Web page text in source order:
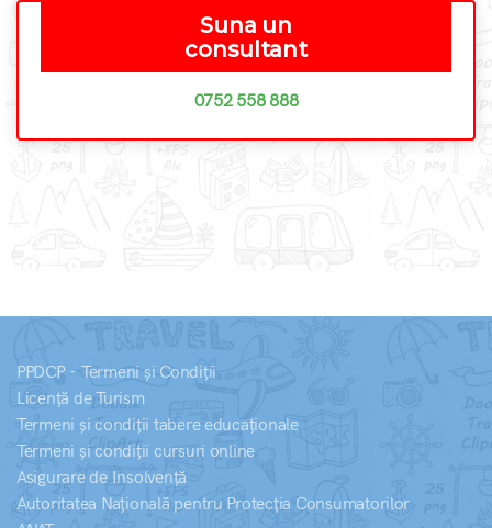
Suna un
consultant
0752 558 888
PPDCP - Termeni și Condiții
Licență de Turism
Termeni și condiții tabere educaționale
Termeni și condiții cursuri online
Asigurare de Insolvență
Autoritatea Națională pentru Protecția Consumatorilor